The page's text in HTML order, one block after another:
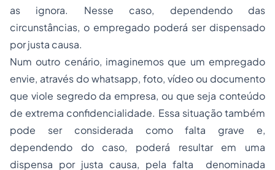
as ignora. Nesse caso, dependendo das
circunstâncias, o empregado poderá ser dispensado
por justa causa.
Num outro cenário, imaginemos que um empregado
envie, através dowhatsapp, foto, vídeo ou documento
que viole segredo da empresa, ou que seja conteúdo
de extrema confidencialidade. Essa situação também
pode ser considerada como falta grave e,
dependendo do caso, poderá resultar em uma
dispensa por justa causa, pela falta denominada